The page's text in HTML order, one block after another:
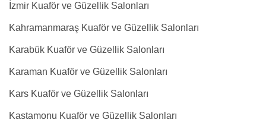
İzmir Kuaför ve Güzellik Salonları
Kahramanmaraş Kuaför ve Güzellik Salonları
Karabük Kuaför ve Güzellik Salonları
Karaman Kuaför ve Güzellik Salonları
Kars Kuaför ve Güzellik Salonları
Kastamonu Kuaför ve Güzellik Salonları